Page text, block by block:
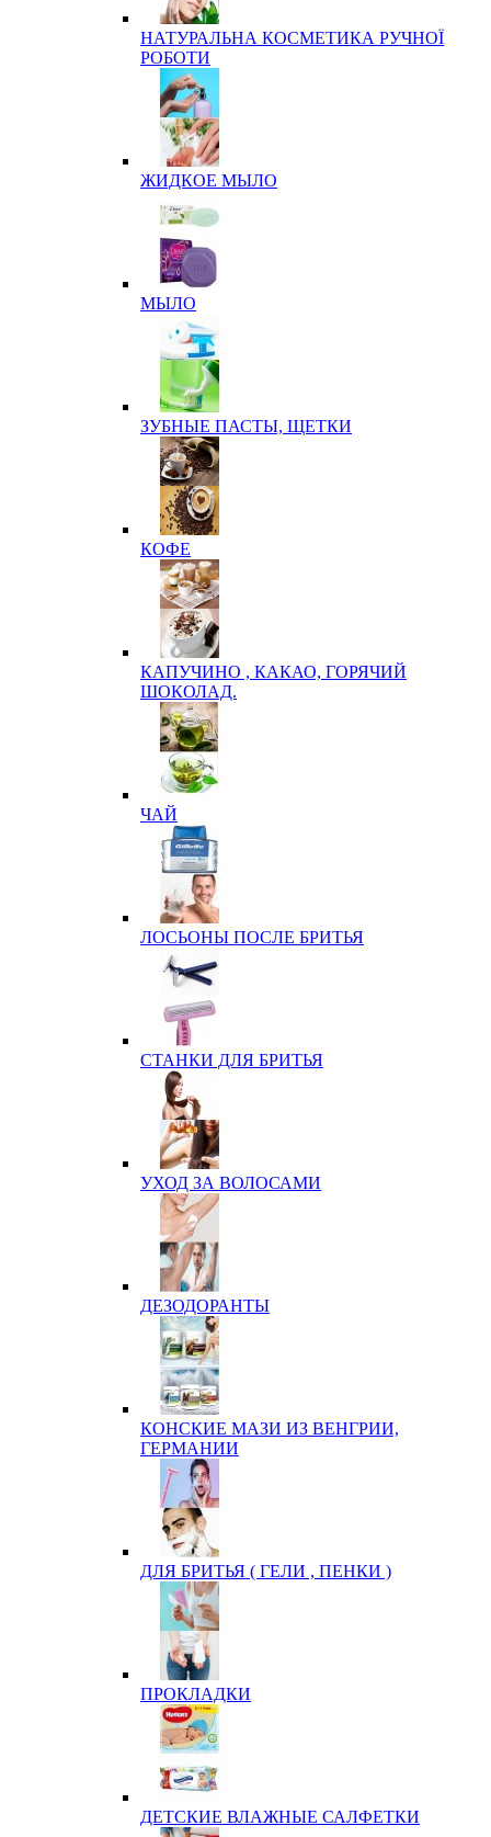
НАТУРАЛЬНА КОСМЕТИКА РУЧНОЇ
РОБОТИ
ЖИДКОЕ МЫЛО
МЫЛО
ЗУБНЫЕ ПАСТЫ, ЩЕТКИ
КОФЕ
КАПУЧИНО , КАКАО, ГОРЯЧИЙ
ШОКОЛАД.
ЧАЙ
ЛОСЬОНЫ ПОСЛЕ БРИТЬЯ
СТАНКИ ДЛЯ БРИТЬЯ
УХОД ЗА ВОЛОСАМИ
ДЕЗОДОРАНТЫ
КОНСКИЕ МАЗИ ИЗ ВЕНГРИИ,
ГЕРМАНИИ
ДЛЯ БРИТЬЯ ( ГЕЛИ , ПЕНКИ )
ПРОКЛАДКИ
ДЕТСКИЕ ВЛАЖНЫЕ САЛФЕТКИ